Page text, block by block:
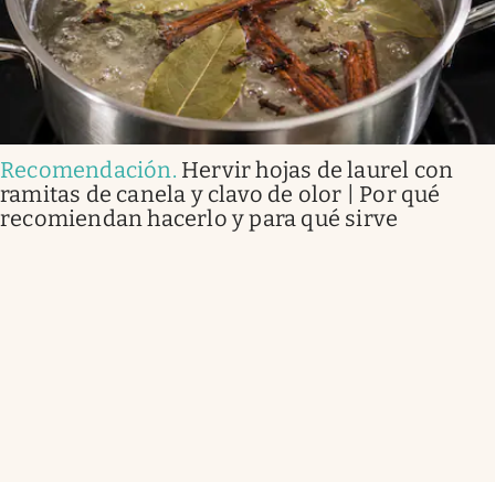
Recomendación. Hervir hojas de laurel con
ramitas de canela y clavo de olor | Por qué
recomiendan hacerlo y para qué sirve